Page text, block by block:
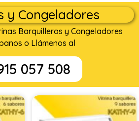
y Congeladores
Barquilleras y Congeladores
o Llámenos al
057 508